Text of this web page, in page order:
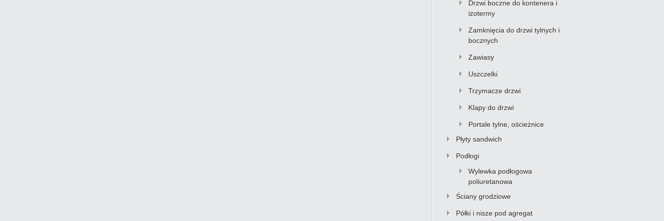
Drzwi boczne do kontenera i
izotermy
Zamknięcia do drzwi tylnych i
bocznych
Zawiasy
Uszczelki
Trzymacze drzwi
Klapy do drzwi
Portale tylne, ościeżnice
Płyty sandwich
Podłogi
Wylewka podłogowa
poliuretanowa
Ściany grodziowe
Półki i nisze pod agregat